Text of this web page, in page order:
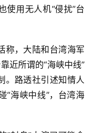
使用无人机“侵扰”台
称，大陆和台湾海军
近所谓的“海峡中线”
。路透社引述知情人
“海峡中线”，台湾海